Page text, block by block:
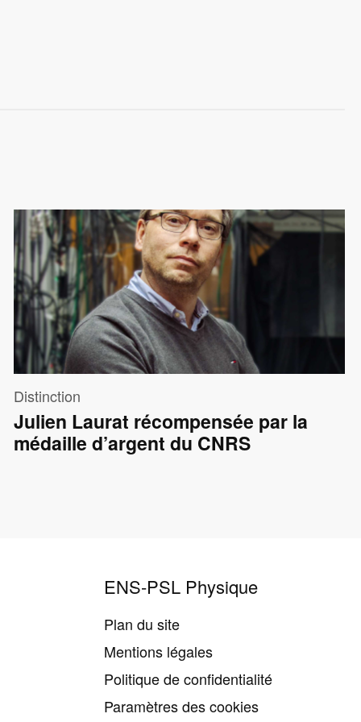
Image
Distinction
Julien Laurat récompensée par la
médaille d’argent du CNRS
ENS-PSL Physique
Plan du site
Mentions légales
Politique de confidentialité
Paramètres des cookies